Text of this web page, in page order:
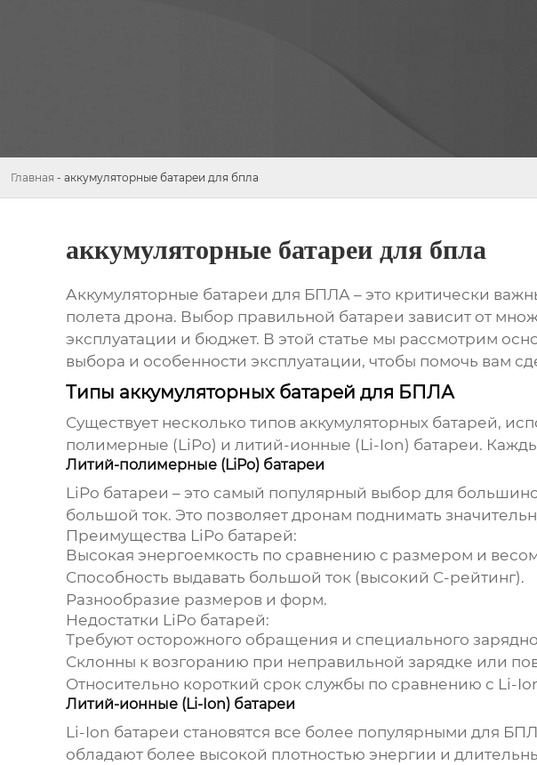
Главная - аккумуляторные батареи для бпла
аккумуляторные батареи для бпла
Аккумуляторные батареи для БПЛА– это критически
полета дрона. Выбор правильной батареи зависит от
эксплуатации и бюджет. В этой статье мы рассмотрим
выбора и особенности эксплуатации, чтобы помочь вам
Типы аккумуляторных батарей для БПЛА
Существует несколько типов аккумуляторных батарей,
полимерные (LiPo) и литий-ионные (Li-Ion) батареи.
Литий-полимерные (LiPo) батареи
LiPo батареи – это самый популярный выбор для
большой ток. Это позволяет дронам поднимать
Преимущества LiPo батарей:
Высокая энергоемкость по сравнению с размером и
Способность выдавать большой ток (высокий C-рейтинг).
Разнообразие размеров и форм.
Недостатки LiPo батарей:
Требуют осторожного обращения и специального
Склонны к возгоранию при неправильной зарядке или
Относительно короткий срок службы по сравнению с Li-
Литий-ионные (Li-Ion) батареи
Li-Ion батареи становятся все более популярными для
обладают более высокой плотностью энергии и